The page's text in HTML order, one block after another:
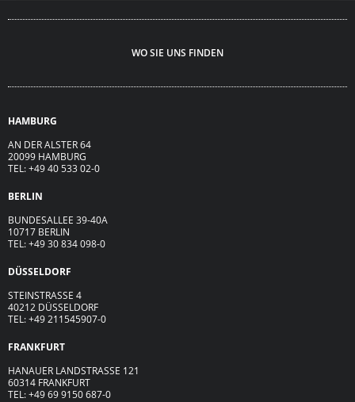
WO SIE UNS FINDEN
HAMBURG
AN DER ALSTER 64
20099 HAMBURG
TEL: +49 40 533 02-0
BERLIN
BUNDESALLEE 39-40A
10717 BERLIN
TEL: +49 30 834 098-0
DÜSSELDORF
STEINSTRASSE 4
40212 DÜSSELDORF
TEL: +49 211545907-0
FRANKFURT
HANAUER LANDSTRASSE 121
60314 FRANKFURT
TEL: +49 69 9150 687-0